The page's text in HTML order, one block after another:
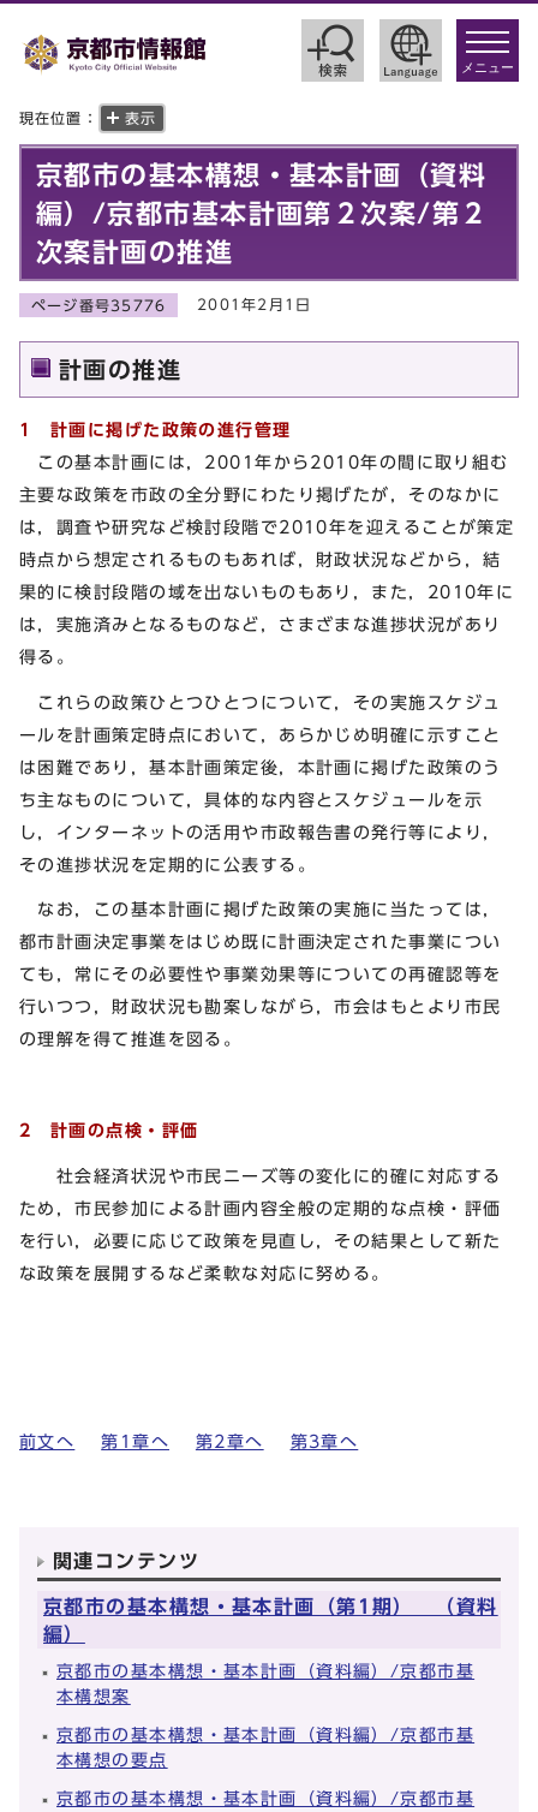
toggle
メニュー
現在位置： 表示
京都市の基本構想・基本計画（資料
編）/京都市基本計画第２次案/第２
次案計画の推進
ページ番号35776 2001年2月1日
計画の推進
1 計画に掲げた政策の進行管理
この基本計画には，2001年から2010年の間に取り組む
主要な政策を市政の全分野にわたり掲げたが，そのなかに
は，調査や研究など検討段階で2010年を迎えることが策定
時点から想定されるものもあれば，財政状況などから，結
果的に検討段階の域を出ないものもあり，また，2010年に
は，実施済みとなるものなど，さまざまな進捗状況があり
得る。
これらの政策ひとつひとつについて，その実施スケジュ
ールを計画策定時点において，あらかじめ明確に示すこと
は困難であり，基本計画策定後，本計画に掲げた政策のう
ち主なものについて，具体的な内容とスケジュールを示
し，インターネットの活用や市政報告書の発行等により，
その進捗状況を定期的に公表する。
なお，この基本計画に掲げた政策の実施に当たっては，
都市計画決定事業をはじめ既に計画決定された事業につい
ても，常にその必要性や事業効果等についての再確認等を
行いつつ，財政状況も勘案しながら，市会はもとより市民
の理解を得て推進を図る。
2 計画の点検・評価
社会経済状況や市民ニーズ等の変化に的確に対応する
ため，市民参加による計画内容全般の定期的な点検・評価
を行い，必要に応じて政策を見直し，その結果として新た
な政策を展開するなど柔軟な対応に努める。
前文へ 第1章へ 第2章へ 第3章へ
関連コンテンツ
京都市の基本構想・基本計画（第1期） （資料
編）
京都市の基本構想・基本計画（資料編）/京都市基
本構想案
京都市の基本構想・基本計画（資料編）/京都市基
本構想の要点
京都市の基本構想・基本計画（資料編）/京都市基